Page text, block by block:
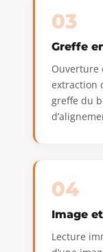
03
Greffe
Ouverture
extraction
greffe du
04
Image
Lecture